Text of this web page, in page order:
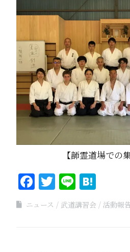
【韴霊道場での
Facebook
Twitter
Line
ニュース 武道講習会 活動報